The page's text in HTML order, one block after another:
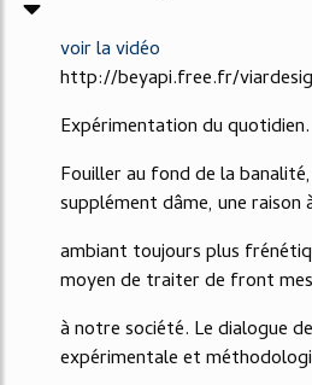
voir la vidéo
http://beyapi.free.fr/
Expérimentation du quotidien.
Fouiller au fond de la
supplément dâme, une raison
ambiant toujours plus
moyen de traiter de front
à notre société. Le dialogue
expérimentale et